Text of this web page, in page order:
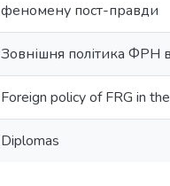
феномену пост-правди
Зовнішня політика ФРН
Foreign policy of FRG in
Diplomas